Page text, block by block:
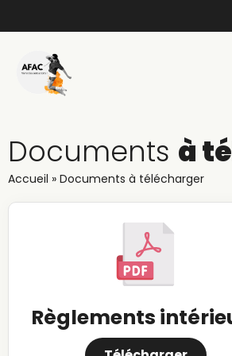
Documents à
Accueil » Documents à télécharger
Règlements